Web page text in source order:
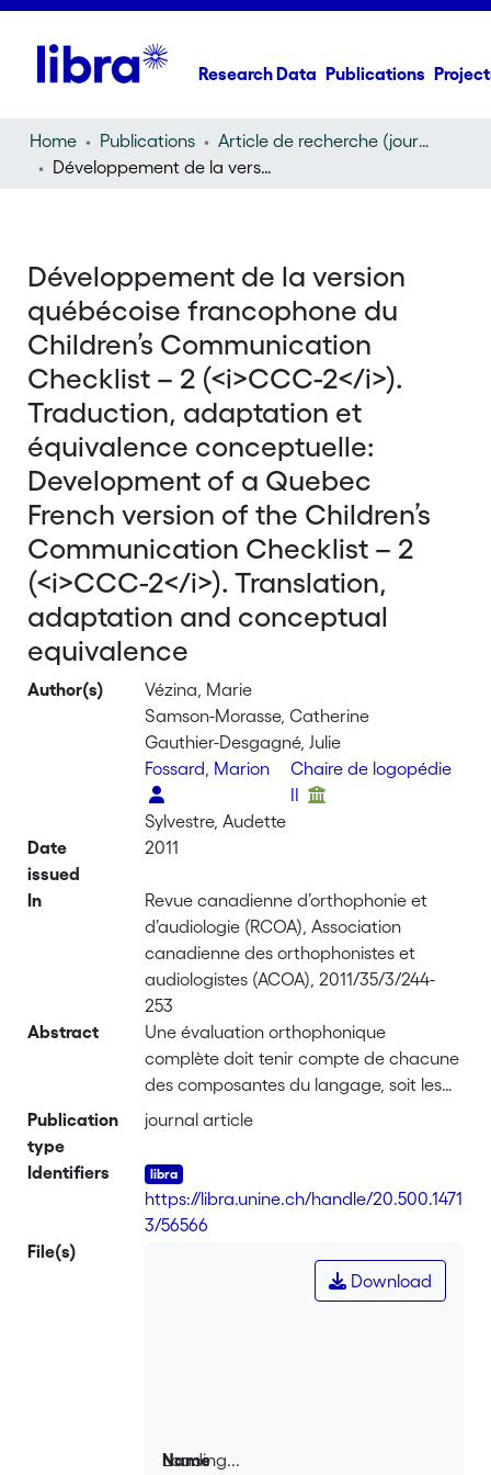
Research Data Publications
Home Publications
Article de recherche (journal article)
Développement de la version québécoise francophone du Children’s Communication Checklist – 2 (
Développement de la version
québécoise francophone du
Children’s Communication
Checklist – 2 (<i>CCC-2</i>).
Traduction, adaptation et
équivalence conceptuelle:
Development of a Quebec
French version of the Children’s
Communication Checklist – 2
(<i>CCC-2</i>). Translation,
adaptation and conceptual
equivalence
Author(s)
Vézina, Marie
Samson-Morasse, Catherine
Gauthier-Desgagné, Julie
Fossard, Marion
Chaire de logopédie
II
Sylvestre, Audette
Date
issued
2011
In
Revue canadienne d’orthophonie et
d’audiologie (RCOA), Association
canadienne des orthophonistes et
audiologistes (ACOA), 2011/35/3/244-
253
Abstract
Une évaluation orthophonique
complète doit tenir compte de chacune
des composantes du langage, soit les
aspects de forme (morphologie,
(sémantique et lexique) et d’utilisation
(pragmatique). Les aspects de forme et
de contenu sont relativement bien
d’évaluation disponibles pour la
population franco-québécoise,
choix des interventions chez un jeune,
Publication
type
journal article
Identifiers
https://libra.unine.ch/handle/20.500.1471
3/56566
File(s)
Loading...
Download
Name